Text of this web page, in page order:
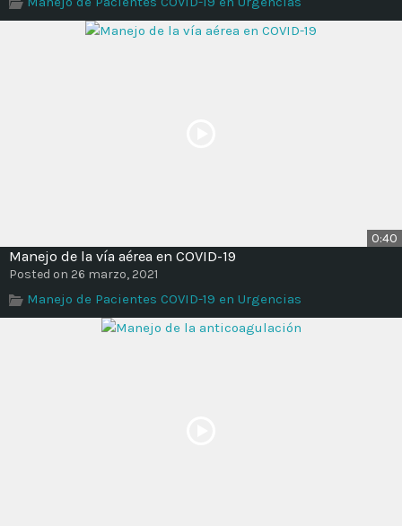
Time
0:40
Manejo de la vía aérea en COVID-19
Posted on 26 marzo, 2021
Manejo de Pacientes COVID-19 en Urgencias